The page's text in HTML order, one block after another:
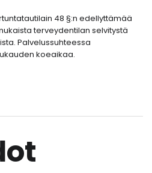
48 §:n edellyttämää
terveydentilan selvitystä
Palvelussuhteessa
koeaikaa.